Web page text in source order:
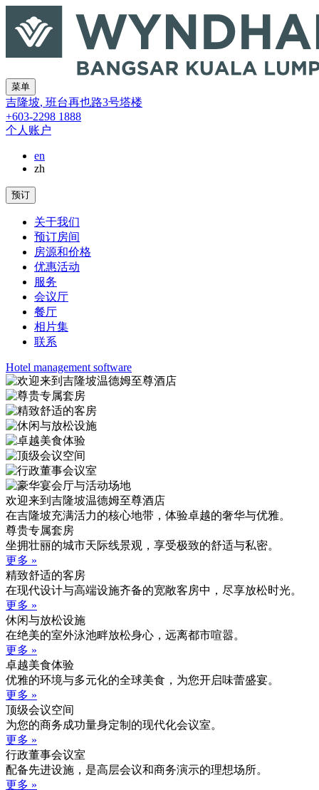
菜单
吉隆坡, 班台再也路3号塔楼
+603-2298 1888
个人账户
en
zh
预订
关于我们
预订房间
房源和价格
优惠活动
服务
会议厅
餐厅
相片集
联系
Hotel management software
欢迎来到吉隆坡温德姆至尊酒店
在吉隆坡充满活力的核心地带，体验卓越的奢华与优雅。
尊贵专属套房
坐拥壮丽的城市天际线景观，享受极致的舒适与私密。
更多 »
精致舒适的客房
在现代设计与高端设施齐备的宽敞客房中，尽享放松时光。
更多 »
休闲与放松设施
在绝美的室外泳池畔放松身心，远离都市喧嚣。
更多 »
卓越美食体验
优雅的环境与多元化的全球美食，为您开启味蕾盛宴。
更多 »
顶级会议空间
为您的商务成功量身定制的现代化会议室。
更多 »
行政董事会议室
配备先进设施，是高层会议和商务演示的理想场所。
更多 »